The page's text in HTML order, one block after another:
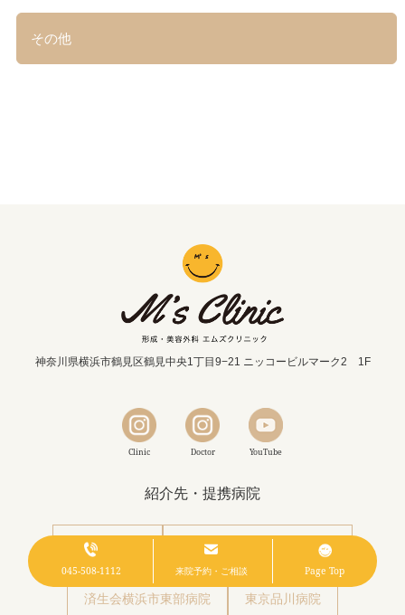
その他
045-508-1112 来院予約・ご相談 Page Top
神奈川県横浜市鶴見区鶴見中央1丁目9−21 ニッコービルマーク2 1F
Clinic Doctor YouTube
紹介先・提携病院
亀田総合病院 日本医科大学 武蔵小杉病院
済生会横浜市東部病院 東京品川病院